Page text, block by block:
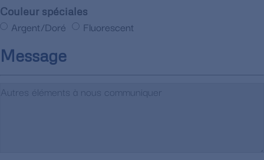
Couleur spéciales
Argent/Doré Fluorescent
Message